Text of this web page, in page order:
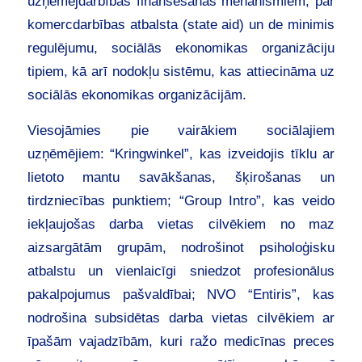
komercdarbības atbalsta (state aid) un de minimis
regulējumu, sociālās ekonomikas organizāciju
tipiem, kā arī nodokļu sistēmu, kas attiecināma uz
sociālās ekonomikas organizācijām.
Viesojāmies pie vairākiem sociālajiem
uzņēmējiem: “Kringwinkel”, kas izveidojis tīklu ar
lietoto mantu savākšanas, šķirošanas un
tirdzniecības punktiem; “Group Intro”, kas veido
iekļaujošas darba vietas cilvēkiem no maz
aizsargātām grupām, nodrošinot psiholoģisku
atbalstu un vienlaicīgi sniedzot profesionālus
pakalpojumus pašvaldībai; NVO “Entiris”, kas
nodrošina subsidētas darba vietas cilvēkiem ar
īpašām vajadzībām, kuri ražo medicīnas preces